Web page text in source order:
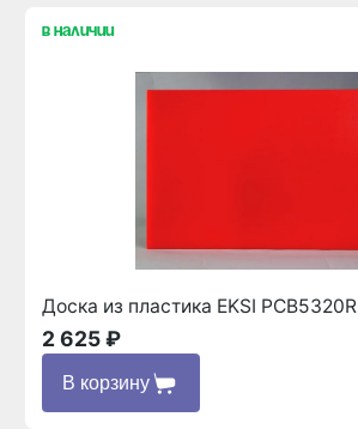
в наличии
Доска из пластика EKSI PCB5320R
2 625 ₽
В корзину